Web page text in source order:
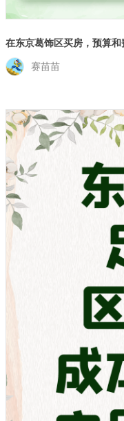
在东京葛饰区买房，预算和
赛苗苗